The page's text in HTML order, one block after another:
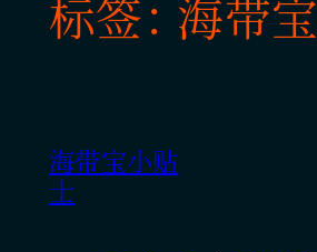
标签： 海带宝
海带宝小贴
士